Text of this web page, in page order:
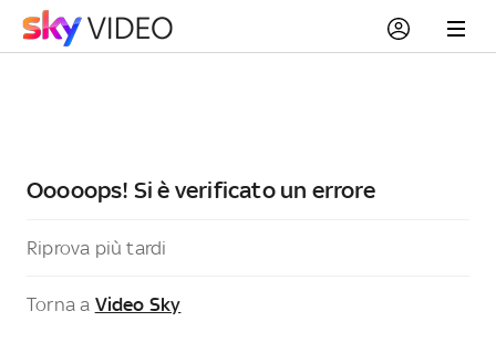
Ooooops! Si è verificato un errore
Riprova più tardi
Torna a Video Sky